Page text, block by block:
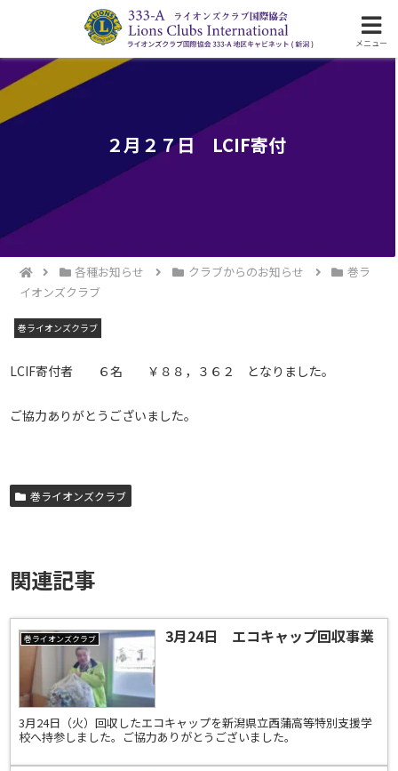
ライオンズクラブ国際協会333-A地区の活動
２月２７日 LCIF寄付
各種お知らせ クラブからのお知らせ
巻ラ
イオンズクラブ
巻ライオンズクラブ
LCIF寄付者 ６名 ￥８８，３６２ となりました。
ご協力ありがとうございました。
巻ライオンズクラブ
関連記事
巻ライオンズクラブ 3月24日 エコキャップ回収事業
3月24日（火）回収したエコキャップを新潟県立西蒲高等特別支援学
校へ持参しました。ご協力ありがとうございました。
メニュー